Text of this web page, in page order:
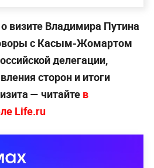
визите Владимира Путина
с Касым-Жомартом
делегации,
сторон и итоги
— читайтев
Life.ru